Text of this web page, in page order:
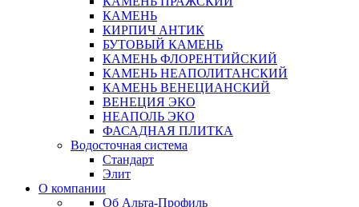
КАМЕНЬ
КИРПИЧ АНТИК
БУТОВЫЙ КАМЕНЬ
КАМЕНЬ ФЛОРЕНТИЙСКИЙ
КАМЕНЬ НЕАПОЛИТАНСКИЙ
КАМЕНЬ ВЕНЕЦИАНСКИЙ
ВЕНЕЦИЯ ЭКО
НЕАПОЛЬ ЭКО
ФАСАДНАЯ ПЛИТКА
Водосточная система
Стандарт
Элит
О компании
Об Альта-Профиль